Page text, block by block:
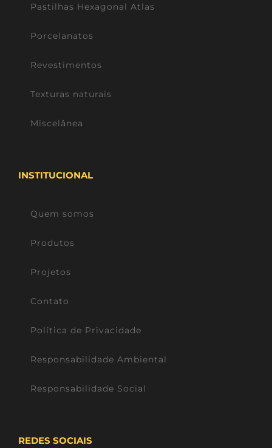
Pastilhas Hexagonal Atlas
Porcelanatos
Revestimentos
Texturas naturais
Miscelânea
INSTITUCIONAL
Quem somos
Produtos
Projetos
Contato
Política de Privacidade
Responsabilidade Ambiental
Responsabilidade Social
REDES SOCIAIS